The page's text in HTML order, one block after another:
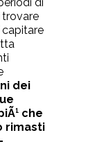
trovare
capitare
dei
che
rimasti